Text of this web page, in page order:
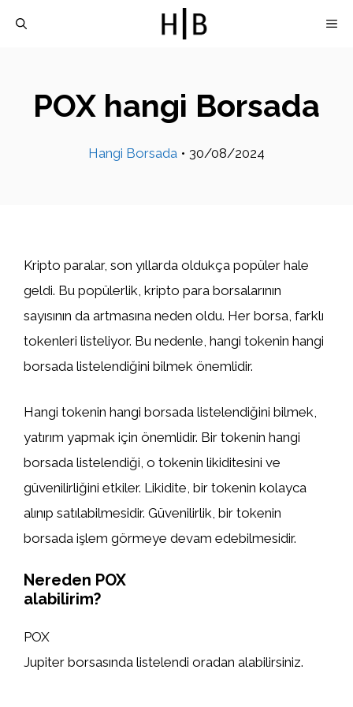
POX hangi Borsada
Hangi Borsada • 30/08/2024
Kripto paralar, son yıllarda oldukça popüler hale
geldi. Bu popülerlik, kripto para borsalarının
sayısının da artmasına neden oldu. Her borsa, farklı
tokenleri listeliyor. Bu nedenle, hangi tokenin hangi
borsada listelendiğini bilmek önemlidir.
Hangi tokenin hangi borsada listelendiğini bilmek,
yatırım yapmak için önemlidir. Bir tokenin hangi
borsada listelendiği, o tokenin likiditesini ve
güvenilirliğini etkiler. Likidite, bir tokenin kolayca
alınıp satılabilmesidir. Güvenilirlik, bir tokenin
borsada işlem görmeye devam edebilmesidir.
Nereden POX
alabilirim?
POX
Jupiter borsasında listelendi oradan alabilirsiniz.